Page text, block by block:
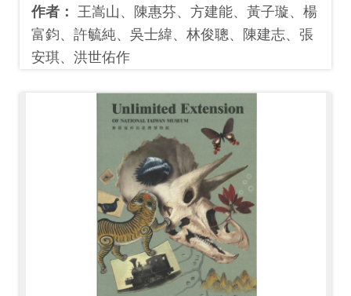
作者： 王嵩山、陳惠芬、方建能、黃子璇、楊
富鈞、許毓純、吳士緯、林俊聰、陳建志、張
安琪、洪世佑作